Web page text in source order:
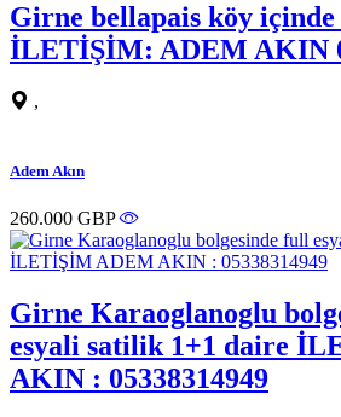
Girne bellapais köy içinde
İLETİŞİM: ADEM AKIN
,
Adem Akın
260.000 GBP
Girne Karaoglanoglu
esyali satilik 1+1 daire
AKIN : 05338314949